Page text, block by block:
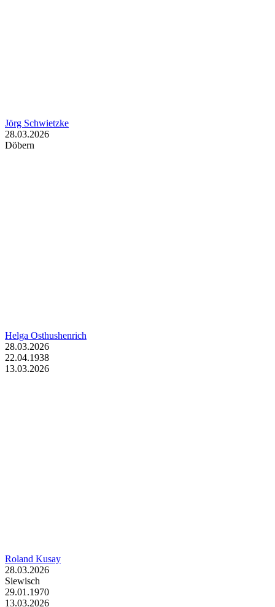
Jörg Schwietzke
28.03.2026
Döbern
Helga Osthushenrich
28.03.2026
22.04.1938
13.03.2026
Roland Kusay
28.03.2026
Siewisch
29.01.1970
13.03.2026